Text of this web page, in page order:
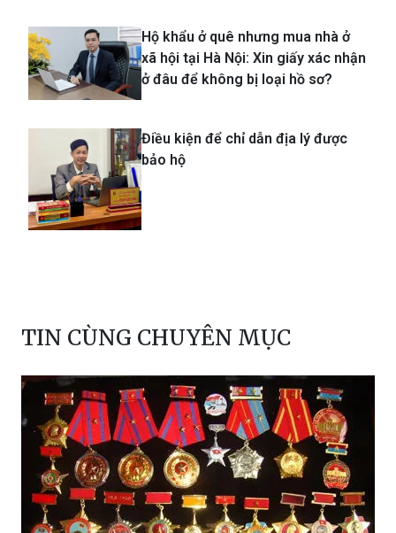
ở đâu để không bị loại hồ sơ?
Điều kiện để chỉ dẫn địa lý được